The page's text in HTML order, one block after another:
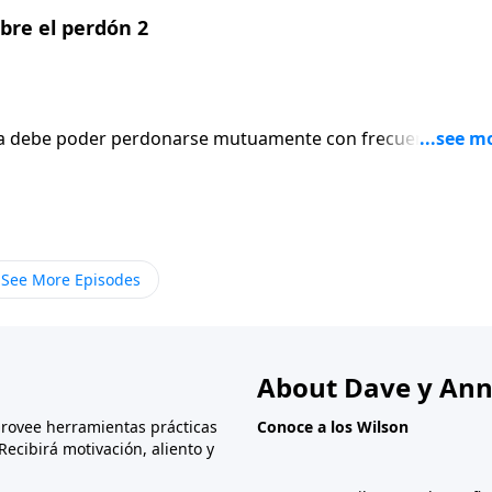
el perdón 2
poder perdonarse mutuamente con frecuencia.
sólida del gran perdón de Dios para nosotros, a
de Cristo. Voddie Baucham asegura que hay muchas
es en verdad el perdón.
See More Episodes
herramientas prácticas
motivación, aliento y
About Dave y
Conoce a los Wilson